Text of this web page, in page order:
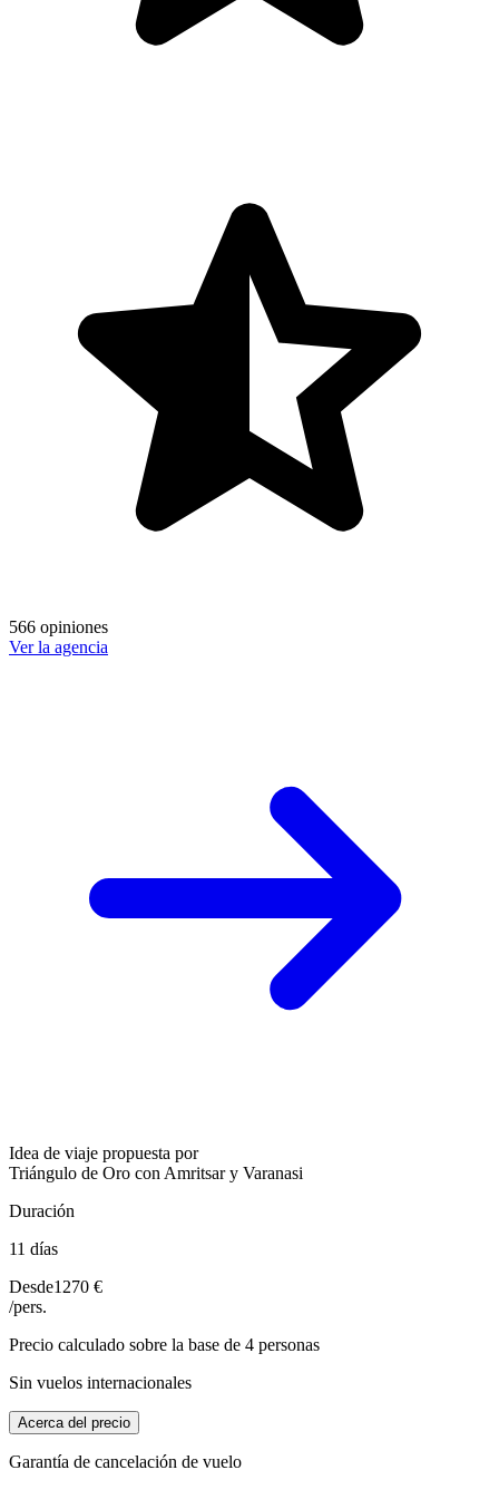
566 opiniones
Ver la agencia
Idea de viaje propuesta por
Triángulo de Oro con Amritsar y Varanasi
Duración
11 días
Desde1270 €
/pers.
Precio calculado sobre la base de 4 personas
Sin vuelos internacionales
Acerca del precio
Garantía de cancelación de vuelo